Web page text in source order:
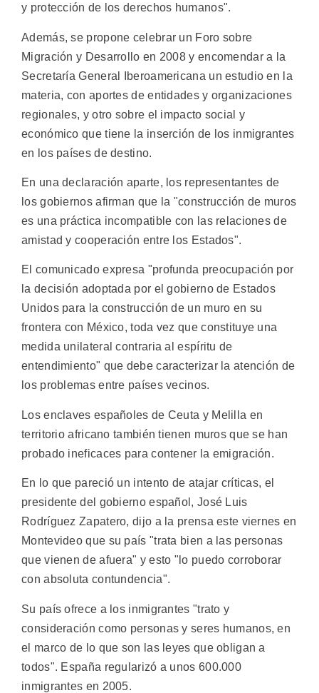
y protección de los derechos humanos".
Además, se propone celebrar un Foro sobre
Migración y Desarrollo en 2008 y encomendar a la
Secretaría General Iberoamericana un estudio en la
materia, con aportes de entidades y organizaciones
regionales, y otro sobre el impacto social y
económico que tiene la inserción de los inmigrantes
en los países de destino.
En una declaración aparte, los representantes de
los gobiernos afirman que la "construcción de muros
es una práctica incompatible con las relaciones de
amistad y cooperación entre los Estados".
El comunicado expresa "profunda preocupación por
la decisión adoptada por el gobierno de Estados
Unidos para la construcción de un muro en su
frontera con México, toda vez que constituye una
medida unilateral contraria al espíritu de
entendimiento" que debe caracterizar la atención de
los problemas entre países vecinos.
Los enclaves españoles de Ceuta y Melilla en
territorio africano también tienen muros que se han
probado ineficaces para contener la emigración.
En lo que pareció un intento de atajar críticas, el
presidente del gobierno español, José Luis
Rodríguez Zapatero, dijo a la prensa este viernes en
Montevideo que su país "trata bien a las personas
que vienen de afuera" y esto "lo puedo corroborar
con absoluta contundencia".
Su país ofrece a los inmigrantes "trato y
consideración como personas y seres humanos, en
el marco de lo que son las leyes que obligan a
todos". España regularizó a unos 600.000
inmigrantes en 2005.